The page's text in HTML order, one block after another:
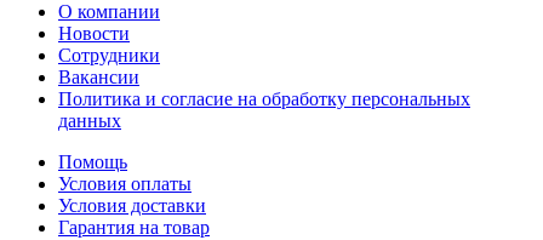
О компании
Новости
Сотрудники
Вакансии
Политика и согласие на обработку персональных
данных
Помощь
Условия оплаты
Условия доставки
Гарантия на товар